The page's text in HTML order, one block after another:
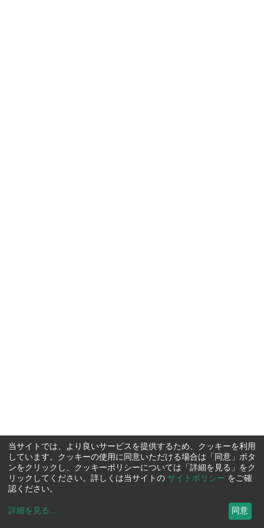
当サイトでは、より良いサービスを提供するため、クッキーを利用
しています。クッキーの使用に同意いただける場合は「同意」ボタ
ンをクリックし、クッキーポリシーについては「詳細を見る」をク
リックしてください。詳しくは当サイトの サイトポリシー をご確
認ください。
詳細を見る ... 同意